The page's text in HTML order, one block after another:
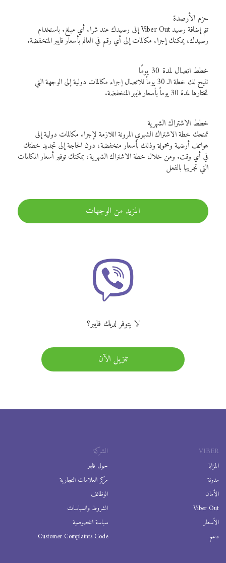
حزم الأرصدة
تتم إضافة رصيد Viber Out إلى رصيدك عند شراء أي مبلغ. باستخدام
رصيدك، يمكنك إجراء مكالمات إلى أي رقم في العالم بأسعار فايبر المنخفضة.
خطط اتصال لمدة 30 يومًا
تتيح لك خطة الـ 30 يوماً للاتصال إجراء مكالمات دولية إلى الوجهة التي
تختارها لمدة 30 يوماً بأسعار فايبر المنخفضة.
خطط الاشتراك الشهرية
تمنحك خطة الاشتراك الشهري المرونة اللازمة لإجراء مكالمات دولية إلى
هواتف أرضية ومحمولة وذلك بأسعار منخفضة، دون الحاجة إلى تجديد خطتك
في أي وقت. ومن خلال خطة الاشتراك الشهرية، يمكنك توفير أسعار المكالمات
التي تجريها بالفعل
المزيد من الوجهات
لا يتوفر لديك فايبر؟
تنزيل الآن
VIBER
المزايا
مدونة
الأمان
Viber Out
الأسعار
دعم
الشركة
حول فايبر
مركز العلامات التجارية
الوظائف
الشروط والسياسات
سياسة الخصوصية
Customer Complaints Code